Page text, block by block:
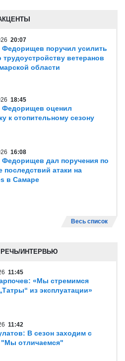
20:07
Федорищев поручил усилить
трудоустройству ветеранов
области
18:45
Федорищев оценил
к отопительному сезону
16:08
Федорищев дал поручения по
последствий атаки на
в Самаре
Весь список
ИНТЕРВЬЮ
11:45
«Мы стремимся
из эксплуатации»
11:42
В сезон заходим с
"Мы отличаемся"